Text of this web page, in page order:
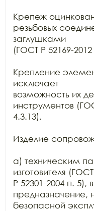
Крепеж
резьбовых
заглушками
(ГОСТ Р 52169-
Крепление
исключает
возможность их
инструментов
4.3.13).
Изделие
а) техническим
изготовителя (ГОСТ
Р 52301-2004 п.
предназначение,
безопасной